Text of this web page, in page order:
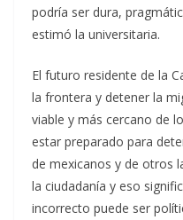
podría ser dura,
estimó la universitaria.
El futuro residente de la
la frontera y detener la
viable y más cercano de
estar preparado para
de mexicanos y de otros
la ciudadanía y eso
incorrecto puede ser